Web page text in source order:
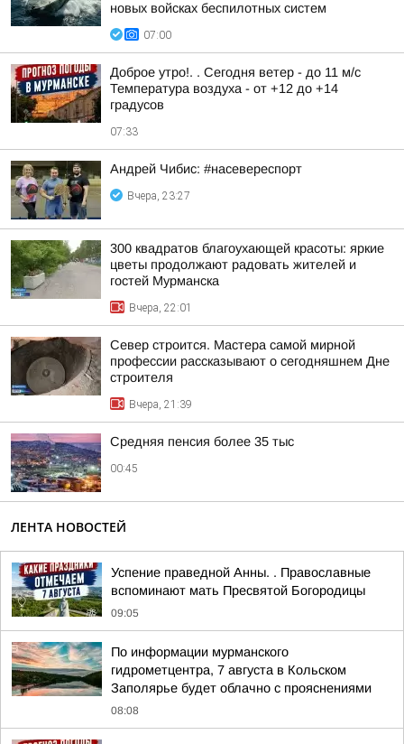
новых войсках беспилотных систем
07:00
Доброе утро!. . Сегодня ветер - до 11 м/с
Температура воздуха - от +12 до +14
градусов
07:33
Андрей Чибис: #насевереспорт
Вчера, 23:27
300 квадратов благоухающей красоты: яркие
цветы продолжают радовать жителей и
гостей Мурманска
Вчера, 22:01
Север строится. Мастера самой мирной
профессии рассказывают о сегодняшнем Дне
строителя
Вчера, 21:39
Средняя пенсия более 35 тыс
00:45
ЛЕНТА НОВОСТЕЙ
Успение праведной Анны. . Православные
вспоминают мать Пресвятой Богородицы
09:05
По информации мурманского
гидрометцентра, 7 августа в Кольском
Заполярье будет облачно с прояснениями
08:08